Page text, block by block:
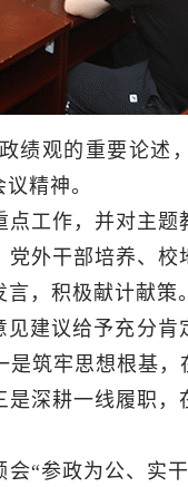
绩观的重要论述
精神。
工作，并对主
外干部培养、
，积极献计献策。
建议给予充分
筑牢思想根基，
深耕一线履职，
“参政为公、实